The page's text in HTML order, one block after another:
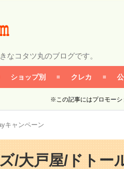
なコタツ丸のブログです。
ショップ別 クレカ
※この記事にはプロモーシ
キャンペーン
/大戸屋/ドトー